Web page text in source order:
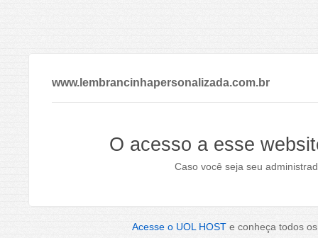
www.lembrancinhapersonalizada.com.br
O acesso a esse
Caso você seja seu
Acesse o UOL HOST e conheça todos